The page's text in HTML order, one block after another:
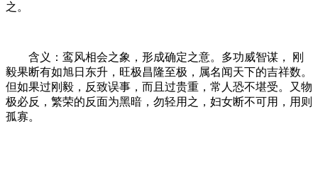
之。
含义：鸾风相会之象，形成确定之意。多功威智谋， 刚
毅果断有如旭日东升，旺极昌隆至极，属名闻天下的吉祥数。
但如果过刚毅，反致误事，而且过贵重，常人恐不堪受。又物
极必反，繁荣的反面为黑暗，勿轻用之，妇女断不可用，用则
孤寡。